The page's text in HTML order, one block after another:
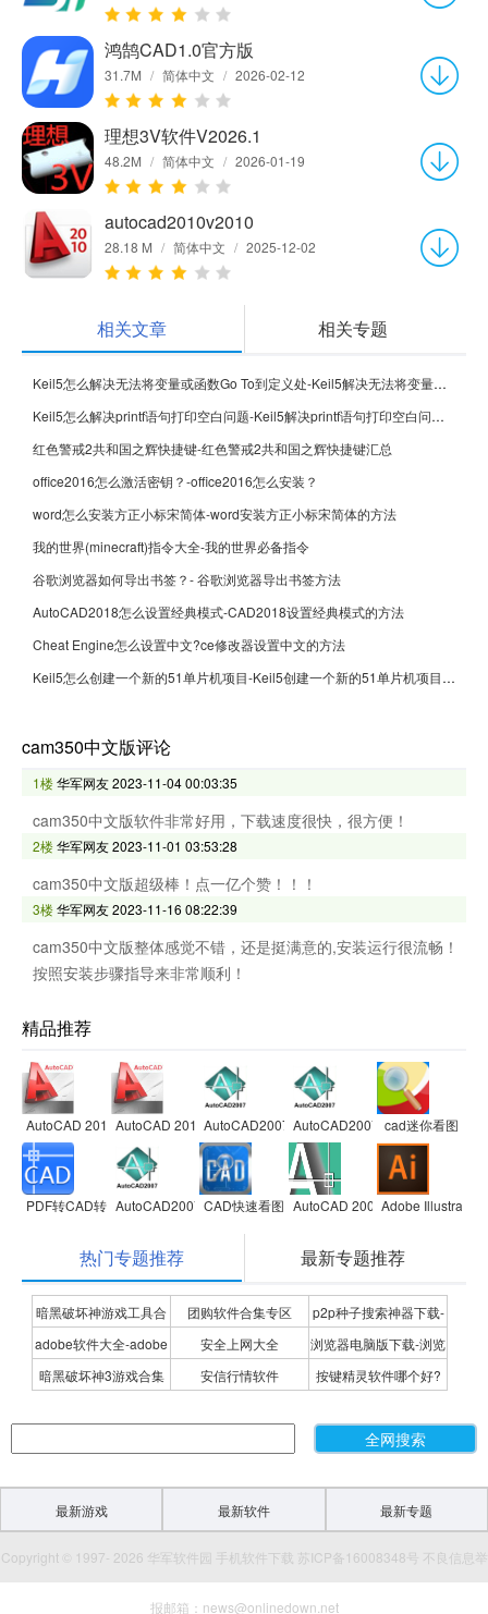
鸿鹄CAD1.0官方版
31.7M / 简体中文 / 2026-02-12
理想3V软件V2026.1
48.2M / 简体中文 / 2026-01-19
autocad2010v2010
28.18 M / 简体中文 / 2025-12-02
相关文章 相关专题
Keil5怎么解决无法将变量或函数Go To到定义处-Keil5解决无法将变量或函数Go To到定义处的方法
Keil5怎么解决printf语句打印空白问题-Keil5解决printf语句打印空白问题的方法
红色警戒2共和国之辉快捷键-红色警戒2共和国之辉快捷键汇总
office2016怎么激活密钥？-office2016怎么安装？
word怎么安装方正小标宋简体-word安装方正小标宋简体的方法
我的世界(minecraft)指令大全-我的世界必备指令
谷歌浏览器如何导出书签？- 谷歌浏览器导出书签方法
AutoCAD2018怎么设置经典模式-CAD2018设置经典模式的方法
Cheat Engine怎么设置中文?ce修改器设置中文的方法
Keil5怎么创建一个新的51单片机项目-Keil5创建一个新的51单片机项目的方法
cam350中文版评论
1楼华军网友2023-11-04 00:03:35
cam350中文版软件非常好用，下载速度很快，很方便！
2楼华军网友2023-11-01 03:53:28
cam350中文版超级棒！点一亿个赞！！！
3楼华军网友2023-11-16 08:22:39
cam350中文版整体感觉不错，还是挺满意的,安装运行很流畅！
按照安装步骤指导来非常顺利！
精品推荐
AutoCAD 2010AutoCAD 2010AutoCAD2007 AutoCAD2007 cad迷你看图
PDF转CAD转换器软件
AutoCAD2007 CAD快速看图 AutoCAD 2004Adobe Illustrator
热门专题推荐 最新专题推荐
暗黑破坏神游戏工具合
集
团购软件合集专区
p2p种子搜索神器下载-
P2P种子搜索神器专题
adobe软件大全-adobe
全系列软件下载-adobe
安全上网大全
浏览器电脑版下载-浏览
器下载合集
暗黑破坏神3游戏合集 安信行情软件
按键精灵软件哪个好?
最新游戏 最新软件 最新专题
Copyright © 1997- 2026 华军软件园 手机软件下载 苏ICP备16008348号 不良信息举
报邮箱：news@onlinedown.net